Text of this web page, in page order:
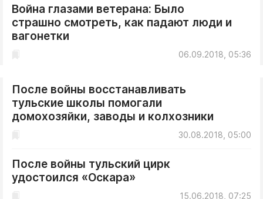
Война глазами ветерана: Было
страшно смотреть, как падают люди и
вагонетки
06.09.2018, 05:36
После войны восстанавливать
тульские школы помогали
домохозяйки, заводы и колхозники
30.08.2018, 05:00
После войны тульский цирк
удостоился «Оскара»
15.06.2018, 07:25